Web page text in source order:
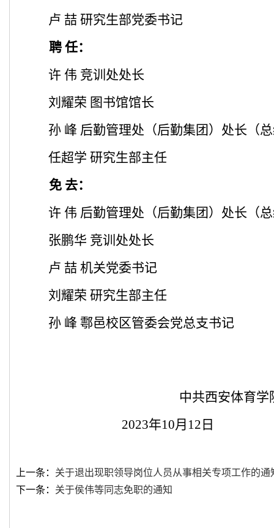
卢 喆 研究生部党委书记
聘 任：
许 伟 竞训处处长
刘耀荣 图书馆馆长
孙 峰 后勤管理处（后勤集团）处长（
任超学 研究生部主任
免 去：
许 伟 后勤管理处（后勤集团）处长（
张鹏华 竞训处处长
卢 喆 机关党委书记
刘耀荣 研究生部主任
孙 峰 鄠邑校区管委会党总支书记
中共西安体育学
2023年10月12日
上一条： 关于退出现职领导岗位人员从事相关专项工作的通
下一条： 关于侯伟等同志免职的通知